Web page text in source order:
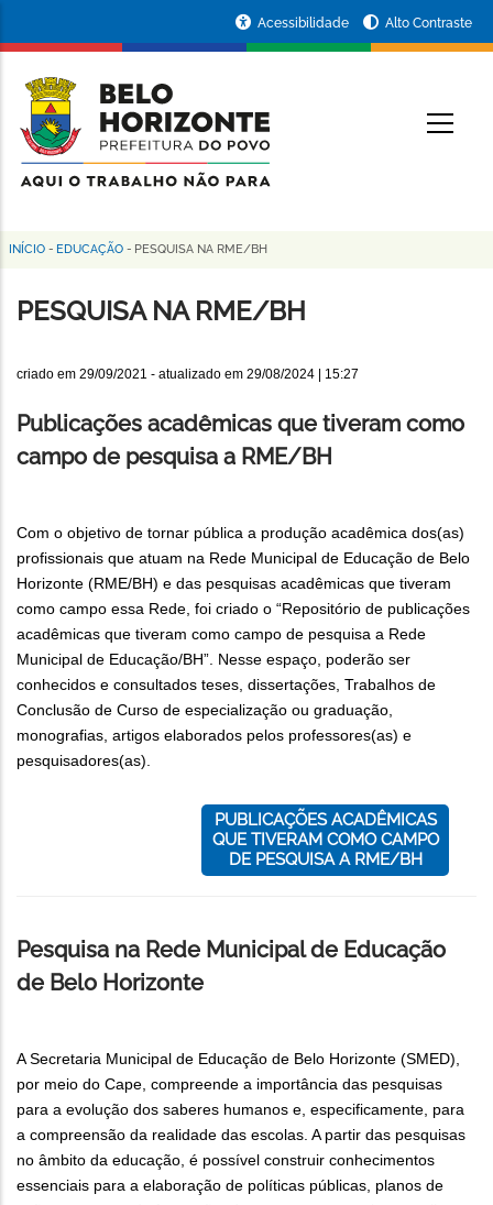
conteúdo
principal
da
Prefeitura
de
Horizonte
Acessibilidade Alto Contraste
Trilha
de
INÍCIO - EDUCAÇÃO - PESQUISA NA RME/BH
PESQUISA NA RME/BH
criado em 29/09/2021 - atualizado em 29/08/2024 | 15:27
Publicações acadêmicas que tiveram como
campo de pesquisa a RME/BH
Com o objetivo de tornar pública a produção acadêmica dos(as)
profissionais que atuam na Rede Municipal de Educação de Belo
Horizonte (RME/BH) e das pesquisas acadêmicas que tiveram
como campo essa Rede, foi criado o “Repositório de publicações
acadêmicas que tiveram como campo de pesquisa a Rede
Municipal de Educação/BH”. Nesse espaço, poderão ser
conhecidos e consultados teses, dissertações, Trabalhos de
Conclusão de Curso de especialização ou graduação,
monografias, artigos elaborados pelos professores(as) e
pesquisadores(as).
PUBLICAÇÕES ACADÊMICAS
QUE TIVERAM COMO CAMPO
DE PESQUISA A RME/BH
Pesquisa na Rede Municipal de Educação
de Belo Horizonte
A Secretaria Municipal de Educação de Belo Horizonte (SMED),
por meio do Cape, compreende a importância das pesquisas
para a evolução dos saberes humanos e, especificamente, para
a compreensão da realidade das escolas. A partir das pesquisas
no âmbito da educação, é possível construir conhecimentos
essenciais para a elaboração de políticas públicas, planos de